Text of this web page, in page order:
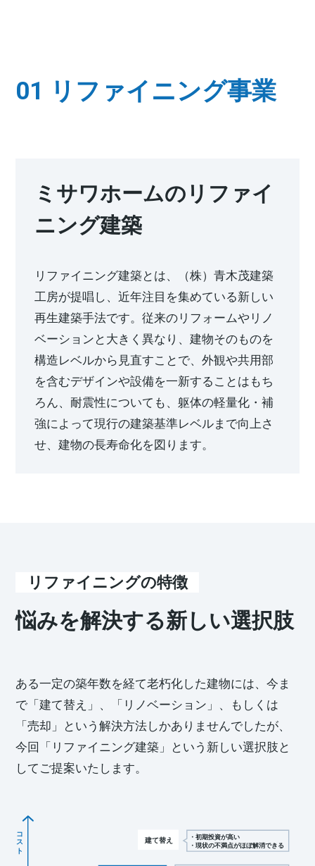
住まいづくりを楽しく学べるデジタルラウンジです。
ホームラウンジ 新築・戸建て
ウエルネス事業
ミサワアイデンティティ
01 リファイニング事業
ミサワホームのリファイ
ニング建築
リファイニング建築とは、（株）⻘⽊茂建築
⼯房が提唱し、近年注⽬を集めている新しい
再⽣建築⼿法です。従来のリフォームやリノ
ベーションと⼤きく異なり、建物そのものを
構造レベルから⾒直すことで、外観や共⽤部
を含むデザインや設備を⼀新することはもち
ろん、耐震性についても、躯体の軽量化・補
強によって現⾏の建築基準レベルまで向上さ
せ、建物の⻑寿命化を図ります。
リファイニングの特徴
悩みを解決する新しい選択肢
ある一定の築年数を経て老朽化した建物には、今ま
で「建て替え」、「リノベーション」、もしくは
「売却」という解決方法しかありませんでしたが、
今回「リファイニング建築」という新しい選択肢と
してご提案いたします。